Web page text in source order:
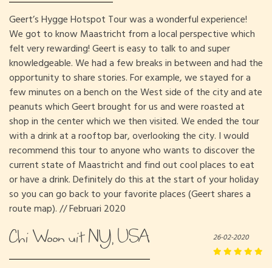
Geert’s Hygge Hotspot Tour was a wonderful experience!
We got to know Maastricht from a local perspective which
felt very rewarding! Geert is easy to talk to and super
knowledgeable. We had a few breaks in between and had the
opportunity to share stories. For example, we stayed for a
few minutes on a bench on the West side of the city and ate
peanuts which Geert brought for us and were roasted at
shop in the center which we then visited. We ended the tour
with a drink at a rooftop bar, overlooking the city. I would
recommend this tour to anyone who wants to discover the
current state of Maastricht and find out cool places to eat
or have a drink. Definitely do this at the start of your holiday
so you can go back to your favorite places (Geert shares a
route map). // Februari 2020
Chi Woon uit NY, USA 26-02-2020